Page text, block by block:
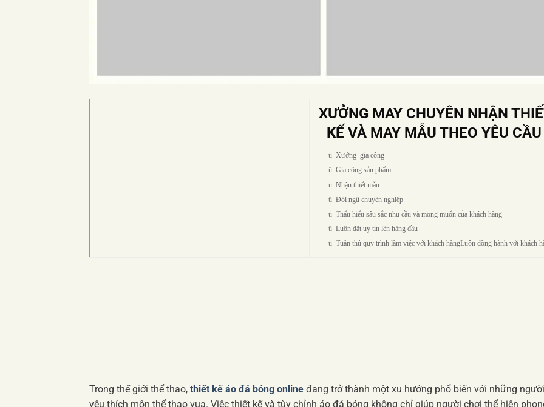
XƯỞNG MAY CHUYÊN NHẬN
KẾ VÀ MAY MẪU THEO YÊU CẦU
ü Xưởng gia công
ü Gia công sản phẩm
ü Nhận thiết mẫu
ü Đội ngũ chuyên nghiệp
ü Thấu hiểu sâu sắc nhu cầu và mong muốn của khách hàng
ü Luôn đặt uy tín lên hàng đầu
ü Tuân thủ quy trình làm việc với khách hàngLuôn đồng hành với khách
Trong thế giới thể thao, thiết kế áo đá bóng online đang trở thành một xu hướng phổ biến với những người
yêu thích môn thể thao vua. Việc thiết kế và tùy chỉnh áo đá bóng không chỉ giúp người chơi thể hiện